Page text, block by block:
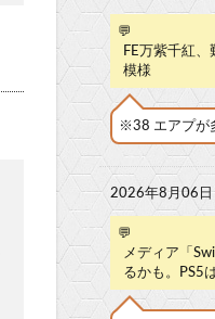
💬
FE万紫千紅
模様
※38 エアプが
2026年8月06日
💬
メディア「
るかも。PS5